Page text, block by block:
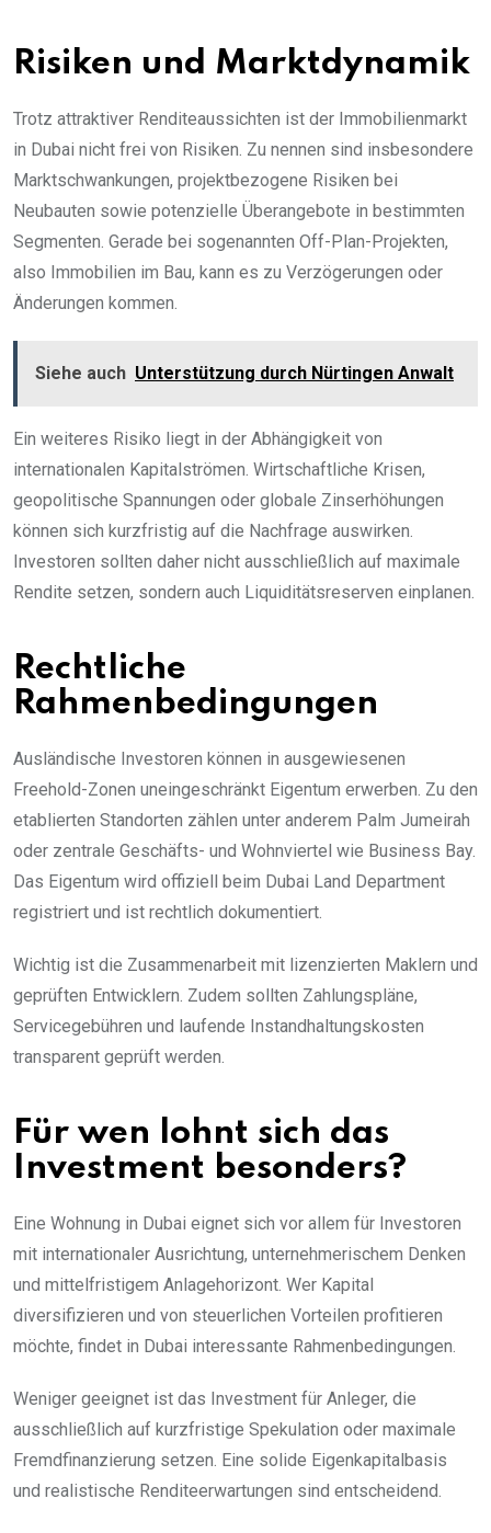
Risiken und Marktdynamik
Trotz attraktiver Renditeaussichten ist der Immobilienmarkt
in Dubai nicht frei von Risiken. Zu nennen sind insbesondere
Marktschwankungen, projektbezogene Risiken bei
Neubauten sowie potenzielle Überangebote in bestimmten
Segmenten. Gerade bei sogenannten Off-Plan-Projekten,
also Immobilien im Bau, kann es zu Verzögerungen oder
Änderungen kommen.
Siehe auch Unterstützung durch Nürtingen Anwalt
Ein weiteres Risiko liegt in der Abhängigkeit von
internationalen Kapitalströmen. Wirtschaftliche Krisen,
geopolitische Spannungen oder globale Zinserhöhungen
können sich kurzfristig auf die Nachfrage auswirken.
Investoren sollten daher nicht ausschließlich auf maximale
Rendite setzen, sondern auch Liquiditätsreserven einplanen.
Rechtliche
Rahmenbedingungen
Ausländische Investoren können in ausgewiesenen
Freehold-Zonen uneingeschränkt Eigentum erwerben. Zu den
etablierten Standorten zählen unter anderem Palm Jumeirah
oder zentrale Geschäfts- und Wohnviertel wie Business Bay.
Das Eigentum wird offiziell beim Dubai Land Department
registriert und ist rechtlich dokumentiert.
Wichtig ist die Zusammenarbeit mit lizenzierten Maklern und
geprüften Entwicklern. Zudem sollten Zahlungspläne,
Servicegebühren und laufende Instandhaltungskosten
transparent geprüft werden.
Für wen lohnt sich das
Investment besonders?
Eine Wohnung in Dubai eignet sich vor allem für Investoren
mit internationaler Ausrichtung, unternehmerischem Denken
und mittelfristigem Anlagehorizont. Wer Kapital
diversifizieren und von steuerlichen Vorteilen profitieren
möchte, findet in Dubai interessante Rahmenbedingungen.
Weniger geeignet ist das Investment für Anleger, die
ausschließlich auf kurzfristige Spekulation oder maximale
Fremdfinanzierung setzen. Eine solide Eigenkapitalbasis
und realistische Renditeerwartungen sind entscheidend.